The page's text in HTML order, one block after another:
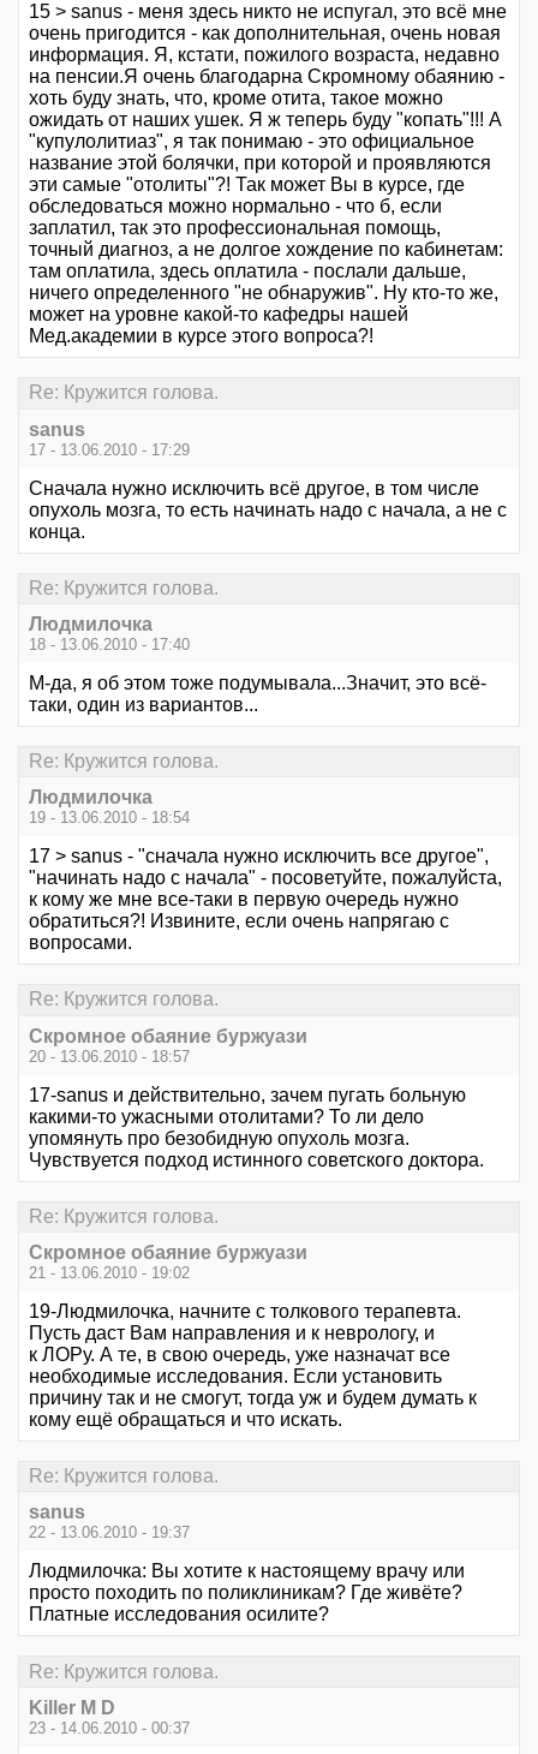
15 > sanus - меня здесь никто не испугал, это всё мне
очень пригодится - как дополнительная, очень новая
информация. Я, кстати, пожилого возраста, недавно
на пенсии.Я очень благодарна Скромному обаянию -
хоть буду знать, что, кроме отита, такое можно
ожидать от наших ушек. Я ж теперь буду "копать"!!! А
"купулолитиаз", я так понимаю - это официальное
название этой болячки, при которой и проявляются
эти самые "отолиты"?! Так может Вы в курсе, где
обследоваться можно нормально - что б, если
заплатил, так это профессиональная помощь,
точный диагноз, а не долгое хождение по кабинетам:
там оплатила, здесь оплатила - послали дальше,
ничего определенного "не обнаружив". Ну кто-то же,
может на уровне какой-то кафедры нашей
Мед.академии в курсе этого вопроса?!
Re: Кружится голова.
sanus
17 - 13.06.2010 - 17:29
Сначала нужно исключить всё другое, в том числе
опухоль мозга, то есть начинать надо с начала, а не с
конца.
Re: Кружится голова.
Людмилочка
18 - 13.06.2010 - 17:40
М-да, я об этом тоже подумывала...Значит, это всё-
таки, один из вариантов...
Re: Кружится голова.
Людмилочка
19 - 13.06.2010 - 18:54
17 > sanus - "сначала нужно исключить все другое",
"начинать надо с начала" - посоветуйте, пожалуйста,
к кому же мне все-таки в первую очередь нужно
обратиться?! Извините, если очень напрягаю с
вопросами.
Re: Кружится голова.
Скромное обаяние буржуази
20 - 13.06.2010 - 18:57
17-sanus и действительно, зачем пугать больную
какими-то ужасными отолитами? То ли дело
упомянуть про безобидную опухоль мозга.
Чувствуется подход истинного советского доктора.
Re: Кружится голова.
Скромное обаяние буржуази
21 - 13.06.2010 - 19:02
19-Людмилочка, начните с толкового терапевта.
Пусть даст Вам направления и к неврологу, и
к ЛОРу. А те, в свою очередь, уже назначат все
необходимые исследования. Если установить
причину так и не смогут, тогда уж и будем думать к
кому ещё обращаться и что искать.
Re: Кружится голова.
sanus
22 - 13.06.2010 - 19:37
Людмилочка: Вы хотите к настоящему врачу или
просто походить по поликлиникам? Где живёте?
Платные исследования осилите?
Re: Кружится голова.
Killer M D
23 - 14.06.2010 - 00:37